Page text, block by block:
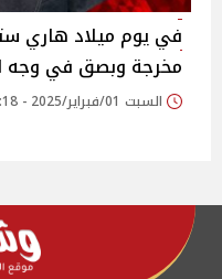
في يوم ميلاد هاري
مخرجة وبصق في وجه
السبت 01/فبراير/2025 - 06:18 م